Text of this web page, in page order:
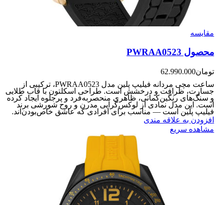
مقایسه
محصول PWRAA0523
تومان62.990.000
ساعت مچی مردانه فیلیپ پلین مدل PWRAA0523، ترکیبی از
جسارت، ظرافت و درخشش است. طراحی اسکلتون با قاب طلایی
و سنگ‌های رنگین‌کمانی، ظاهری منحصربه‌فرد و پرجلوه ایجاد کرده
است. این مدل نمادی از لوکس‌گرایی مدرن و روح شورشی برند
فیلیپ پلین است — مناسب برای افرادی که عاشق خاص‌بودن‌اند.
افزودن به علاقه مندی
مشاهده سریع